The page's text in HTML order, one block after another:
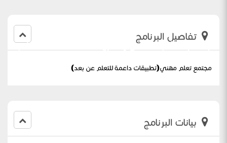
مجتمع تعلم مهني(تطبيقات داعمة للتعلم
تفاصيل البرنامج
مجتمع تعلم مهني(تطبيقات داعمة للتعلم عن بعد)
بيانات البرنامج